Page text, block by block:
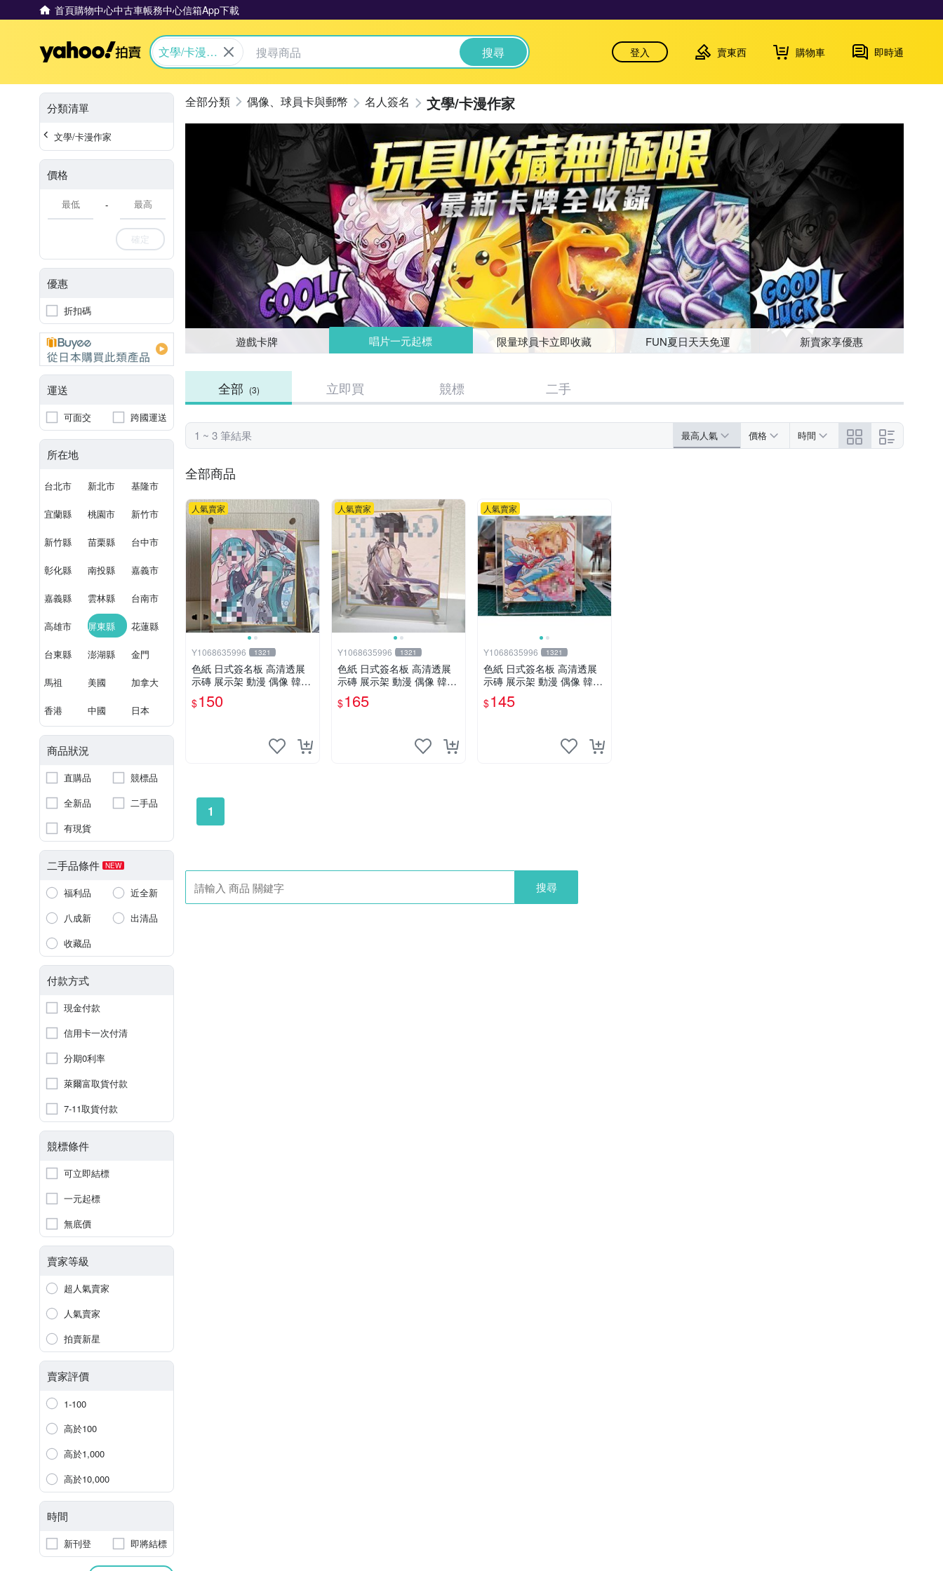
首頁購物中心中古車帳務中心信箱App下載
Yahoo拍賣
文學/卡漫作
搜尋 登入 賣東西 購物車 即時通
分類清單
文學/卡漫作家
價格
-
確定
優惠
折扣碼
運送
可面交 跨國運送
所在地
台北市 新北市 基隆市
宜蘭縣 桃園市 新竹市
新竹縣 苗栗縣 台中市
彰化縣 南投縣 嘉義市
嘉義縣 雲林縣 台南市
高雄市 屏東縣 花蓮縣
台東縣 澎湖縣 金門
馬祖 美國 加拿大
香港 中國 日本
商品狀況
直購品
競標品
全新品
二手品
有現貨
二手品條件 NEW
福利品
近全新
八成新
出清品
收藏品
付款方式
現金付款
信用卡一次付清
分期0利率
萊爾富取貨付款
7-11取貨付款
競標條件
可立即結標
一元起標
無底價
賣家等級
超人氣賣家
人氣賣家
拍賣新星
賣家評價
1-100
高於100
高於1,000
高於10,000
時間
新刊登 即將結標
偶像、球員卡與郵幣 名人簽名 文學/卡漫作家
遊戲卡牌 唱片一元起標 限量球員卡立即收藏 FUN夏日天天免運 新賣家享優惠
全部 (3) 立即買 競標 二手
1 ~ 3 筆結果 最高人氣 價格 時間
全部商品
人氣賣家
Y1068635996 1321
色紙 日式簽名板 高清透展
示磚 展示架 動漫 偶像 韓星
BTS hololive 中號 凹槽150*
150mm
$150
人氣賣家
Y1068635996 1321
色紙 日式簽名板 高清透展
示磚 展示架 動漫 偶像 韓星
BTS hololive 大號 凹槽182*
202mm
$165
人氣賣家
Y1068635996 1321
色紙 日式簽名板 高清透展
示磚 展示架 動漫 偶像 韓星
BTS hololive 小號 凹槽122*
137mm
$145
1
搜尋